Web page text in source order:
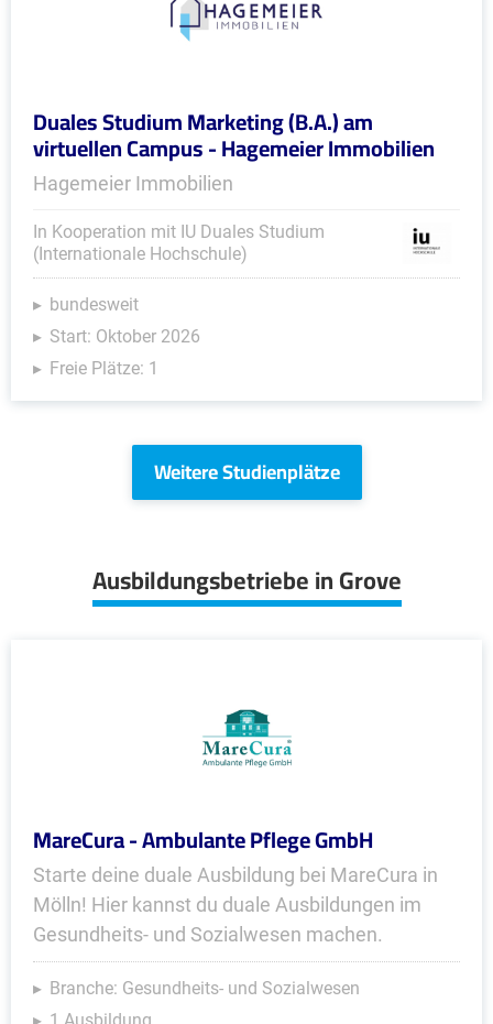
Duales Studium Marketing (B.A.) am
virtuellen Campus - Hagemeier Immobilien
Hagemeier Immobilien
In Kooperation mit IU Duales Studium
(Internationale Hochschule)
bundesweit
Start: Oktober 2026
Freie Plätze: 1
Weitere Studienplätze
Ausbildungsbetriebe in Grove
MareCura - Ambulante Pflege GmbH
Starte deine duale Ausbildung bei MareCura in
Mölln! Hier kannst du duale Ausbildungen im
Gesundheits- und Sozialwesen machen.
Branche: Gesundheits- und Sozialwesen